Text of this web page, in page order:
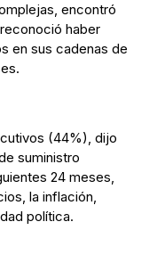
encontró
haber
en sus cadenas de
(44%), dijo
suministro
24 meses,
la inflación,
política.